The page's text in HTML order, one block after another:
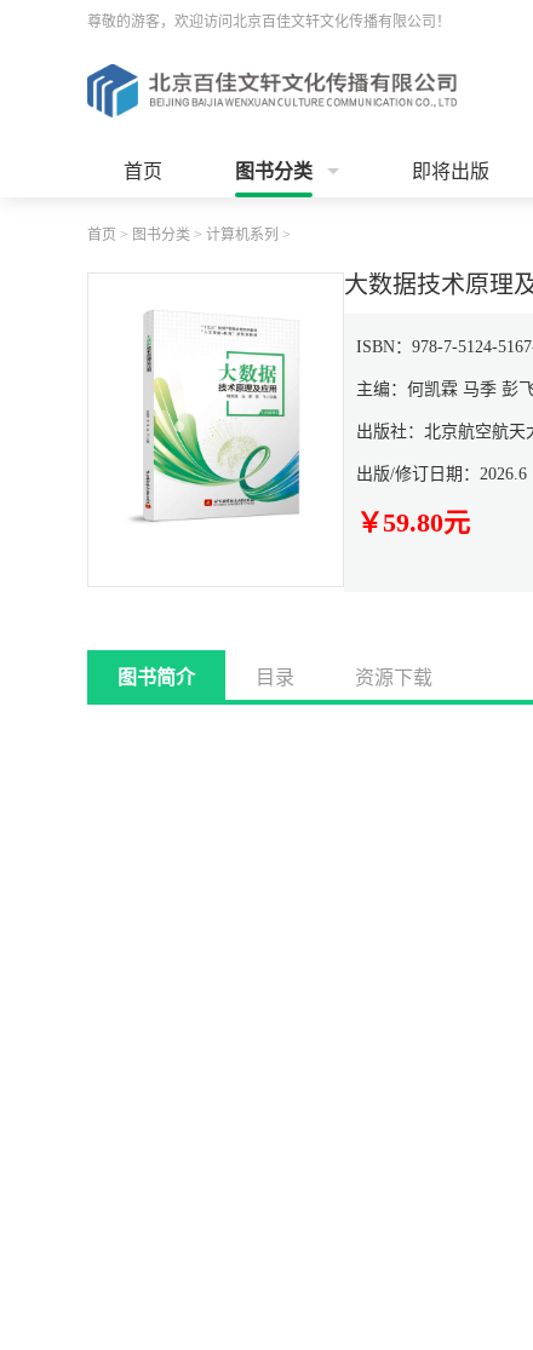
尊敬的游客，欢迎访问北京百佳文轩文化传播有限公司！
首页 图书分类 即将出版
首页 > 图书分类 > 计算机系列 >
大数据技术原理
ISBN：978-7-5124-
主编：何凯霖 马季 彭
出版社：北京航空航天
出版/修订日期：2026.6
￥59.80元
图书简介 目录 资源下载